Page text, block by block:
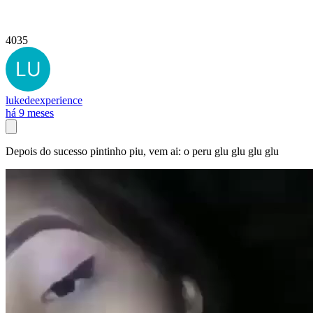
4035
lukedeexperience
há 9 meses
Depois do sucesso pintinho piu, vem ai: o peru glu glu glu glu